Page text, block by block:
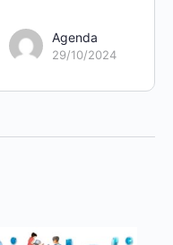
Agenda
29/10/2024